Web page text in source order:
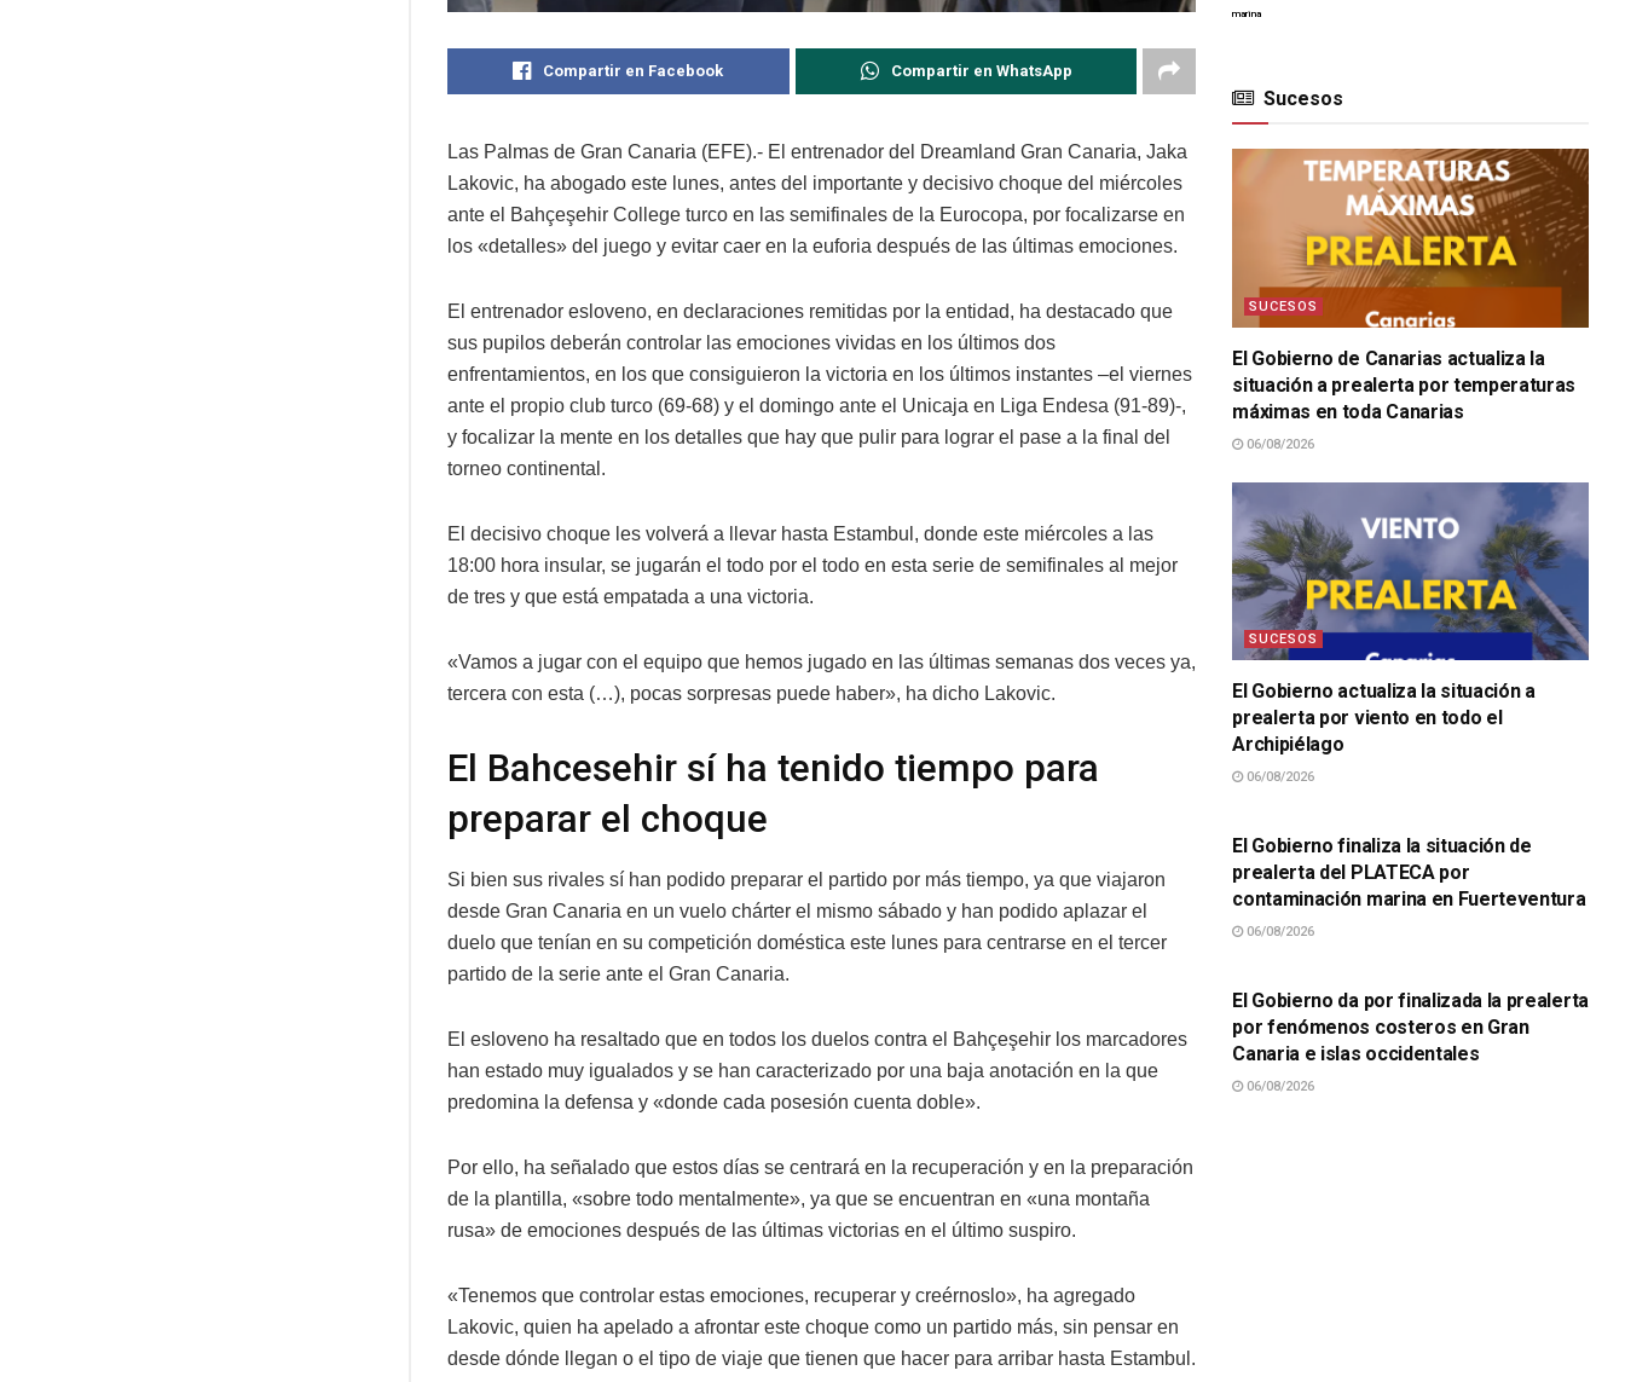
Compartir en Facebook Compartir en WhatsApp
Las Palmas de Gran Canaria (EFE).- El entrenador del Dreamland Gran Canaria, Jaka
Lakovic, ha abogado este lunes, antes del importante y decisivo choque del miércoles
ante el Bahçeşehir College turco en las semifinales de la Eurocopa, por focalizarse en
los «detalles» del juego y evitar caer en la euforia después de las últimas emociones.
El entrenador esloveno, en declaraciones remitidas por la entidad, ha destacado que
sus pupilos deberán controlar las emociones vividas en los últimos dos
enfrentamientos, en los que consiguieron la victoria en los últimos instantes –el viernes
ante el propio club turco (69-68) y el domingo ante el Unicaja en Liga Endesa (91-89)-,
y focalizar la mente en los detalles que hay que pulir para lograr el pase a la final del
torneo continental.
El decisivo choque les volverá a llevar hasta Estambul, donde este miércoles a las
18:00 hora insular, se jugarán el todo por el todo en esta serie de semifinales al mejor
de tres y que está empatada a una victoria.
«Vamos a jugar con el equipo que hemos jugado en las últimas semanas dos veces ya,
tercera con esta (…), pocas sorpresas puede haber», ha dicho Lakovic.
El Bahcesehir sí ha tenido tiempo para
preparar el choque
Si bien sus rivales sí han podido preparar el partido por más tiempo, ya que viajaron
desde Gran Canaria en un vuelo chárter el mismo sábado y han podido aplazar el
duelo que tenían en su competición doméstica este lunes para centrarse en el tercer
partido de la serie ante el Gran Canaria.
El esloveno ha resaltado que en todos los duelos contra el Bahçeşehir los marcadores
han estado muy igualados y se han caracterizado por una baja anotación en la que
predomina la defensa y «donde cada posesión cuenta doble».
Por ello, ha señalado que estos días se centrará en la recuperación y en la preparación
de la plantilla, «sobre todo mentalmente», ya que se encuentran en «una montaña
rusa» de emociones después de las últimas victorias en el último suspiro.
«Tenemos que controlar estas emociones, recuperar y creérnoslo», ha agregado
Lakovic, quien ha apelado a afrontar este choque como un partido más, sin pensar en
desde dónde llegan o el tipo de viaje que tienen que hacer para arribar hasta Estambul.
marina
Sucesos
SUCESOS
El Gobierno de Canarias actualiza la
situación a prealerta por temperaturas
máximas en toda Canarias
06/08/2026
SUCESOS
El Gobierno actualiza la situación a
prealerta por viento en todo el
Archipiélago
06/08/2026
El Gobierno finaliza la situación de
prealerta del PLATECA por
contaminación marina en Fuerteventura
06/08/2026
El Gobierno da por finalizada la prealerta
por fenómenos costeros en Gran
Canaria e islas occidentales
06/08/2026